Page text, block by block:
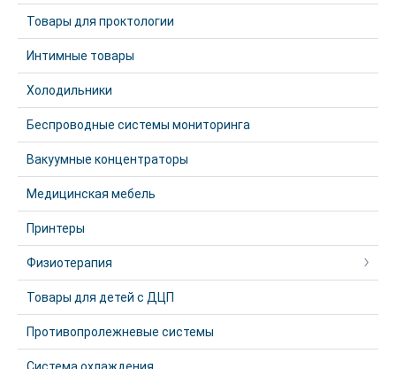
Товары для проктологии
Интимные товары
Холодильники
Беспроводные системы мониторинга
Вакуумные концентраторы
Медицинская мебель
Принтеры
Физиотерапия
Товары для детей с ДЦП
Противопролежневые системы